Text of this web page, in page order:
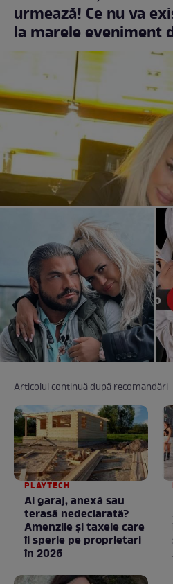
urmează! Ce nu va
la marele eveniment
Articolul continuă după recomandări
PLAYTECH
Ai garaj, anexă sau
terasă nedeclarată?
Amenzile și taxele care
îi sperie pe proprietari
în 2026